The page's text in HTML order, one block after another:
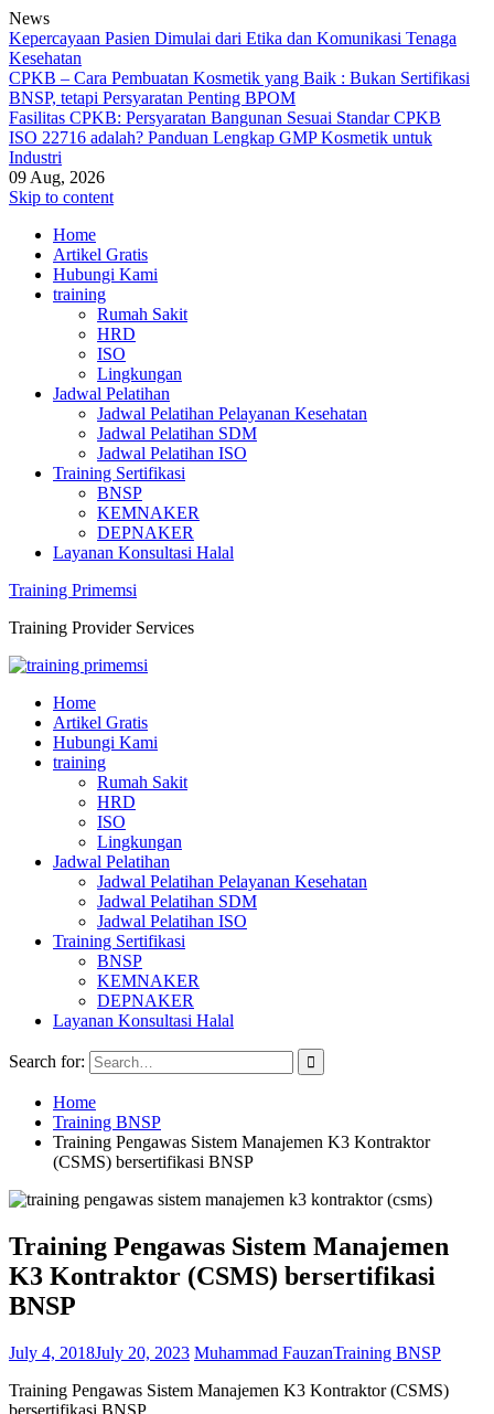
News
Kepercayaan Pasien Dimulai dari Etika dan Komunikasi Tenaga
Kesehatan
CPKB – Cara Pembuatan Kosmetik yang Baik : Bukan Sertifikasi
BNSP, tetapi Persyaratan Penting BPOM
Fasilitas CPKB: Persyaratan Bangunan Sesuai Standar CPKB
ISO 22716 adalah? Panduan Lengkap GMP Kosmetik untuk
Industri
09 Aug, 2026
Skip to content
Home
Artikel Gratis
Hubungi Kami
training
Rumah Sakit
HRD
ISO
Lingkungan
Jadwal Pelatihan
Jadwal Pelatihan Pelayanan Kesehatan
Jadwal Pelatihan SDM
Jadwal Pelatihan ISO
Training Sertifikasi
BNSP
KEMNAKER
DEPNAKER
Layanan Konsultasi Halal
Training Primemsi
Training Provider Services
Home
Artikel Gratis
Hubungi Kami
training
Rumah Sakit
HRD
ISO
Lingkungan
Jadwal Pelatihan
Jadwal Pelatihan Pelayanan Kesehatan
Jadwal Pelatihan SDM
Jadwal Pelatihan ISO
Training Sertifikasi
BNSP
KEMNAKER
DEPNAKER
Layanan Konsultasi Halal
Search for:
Home
Training BNSP
Training Pengawas Sistem Manajemen K3 Kontraktor
(CSMS) bersertifikasi BNSP
Training Pengawas Sistem Manajemen
K3 Kontraktor (CSMS) bersertifikasi
BNSP
July 4, 2018July 20, 2023 Muhammad FauzanTraining BNSP
Training Pengawas Sistem Manajemen K3 Kontraktor (CSMS)
bersertifikasi BNSP